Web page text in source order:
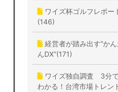
ワイズ杯ゴルフレポー
(146)
経営者が踏み出す”かん
んDX”(171)
ワイズ独自調査 3分
わかる！台湾市場トレン